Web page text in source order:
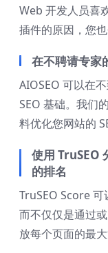
Web 开发人员喜
插件的原因，您也
在不聘请专家
AIOSEO 可以在
SEO 基础。我们
料优化您网站的
使用 TruSEO
的排名
TruSEO Score 可
而不仅仅是通过
放每个页面的最大